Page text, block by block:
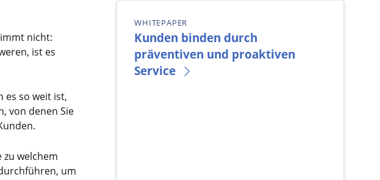
nicht:
ist es
es so weit ist,
von denen Sie
welchem
um
WHITEPAPER
Kunden binden durch
präventiven und proaktiven
Service